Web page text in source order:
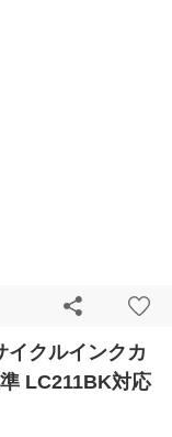
クルインクカ
LC211BK対応